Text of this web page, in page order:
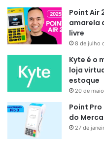
Point Air
amarela
livre
8 de julho
Kyte é o
loja
estoque
20 de
Point
do
27 de